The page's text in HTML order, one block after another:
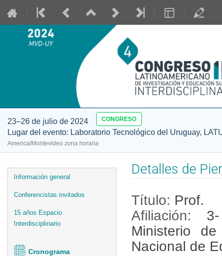
23–26 de julio de 2024 CONGRESO
Lugar del evento: Laboratorio Tecnológico del Uruguay,
America/Montevideo zona horaria
Event
menu
Información general
Conferencistas invitados
15 años Espacio
Interdisciplinario
Cronograma
Detalles de
Título: Prof.
Afiliación:
Ministerio
Nacional de